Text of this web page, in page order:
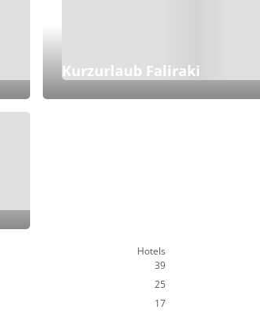
Kurzurlaub Faliraki
Hotels
39
25
17